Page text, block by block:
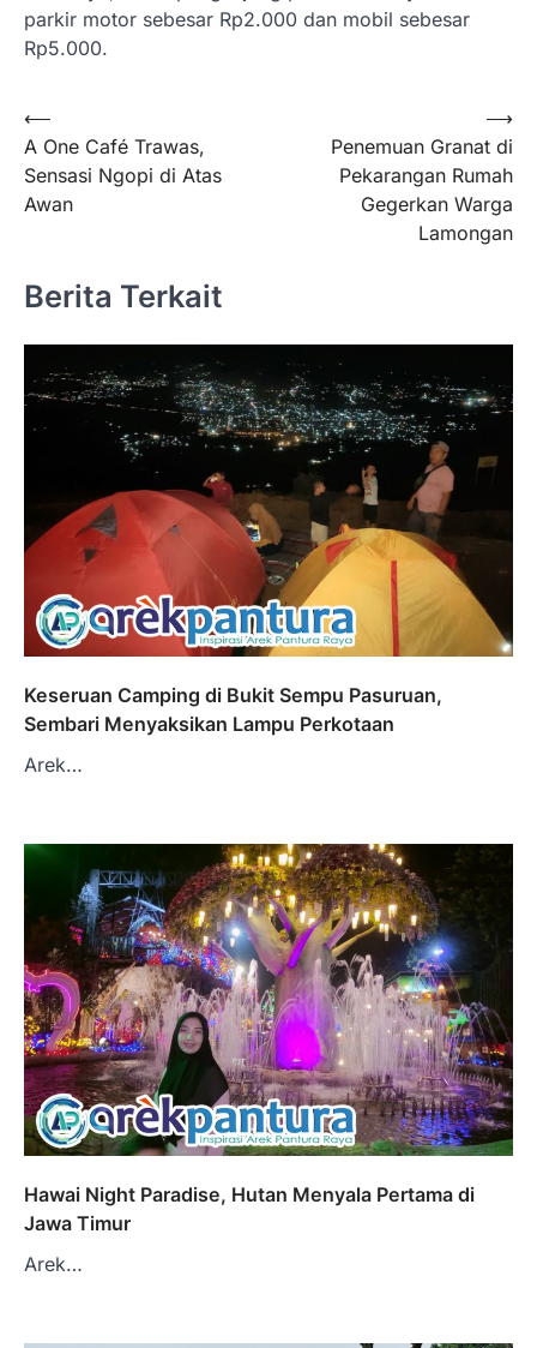
parkir motor sebesar Rp2.000 dan mobil sebesar
Rp5.000.
Navigasi
pos
⟵
A One Café Trawas,
Sensasi Ngopi di Atas
Awan
Penemuan Granat di
Pekarangan Rumah
Gegerkan Warga
Lamongan
⟶
Berita Terkait
Keseruan Camping di Bukit Sempu Pasuruan,
Sembari Menyaksikan Lampu Perkotaan
Arek…
Hawai Night Paradise, Hutan Menyala Pertama di
Jawa Timur
Arek…